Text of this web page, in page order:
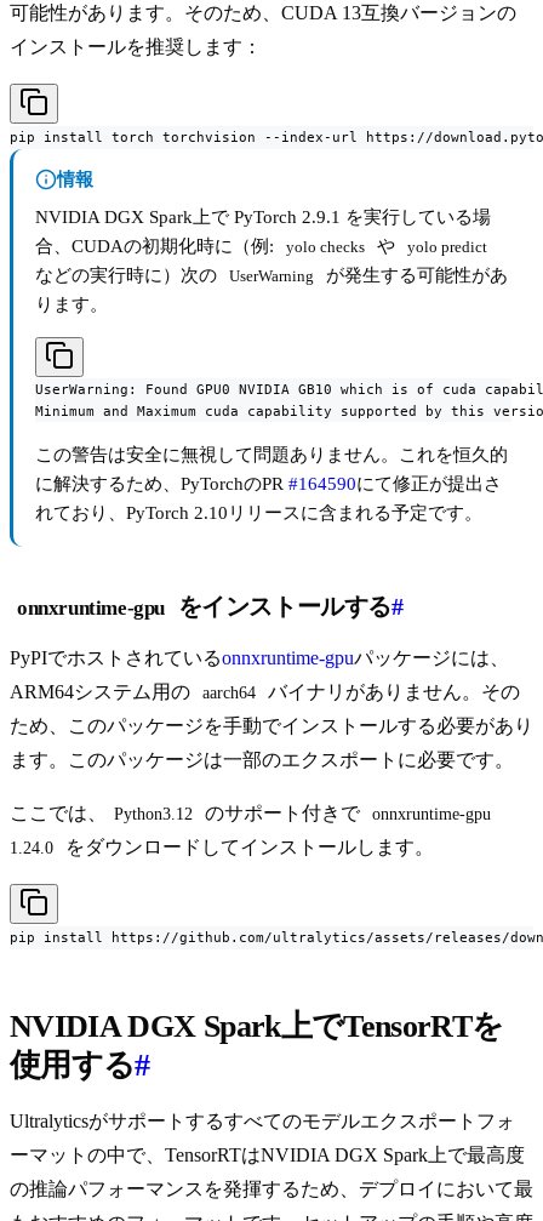
可能性があります。そのため、CUDA 13互換バージョンの
インストールを推奨します：
pip install torch torchvision --index-url https://
情報
NVIDIA DGX Spark上で PyTorch 2.9.1 を実行している場
合、CUDAの初期化時に（例:
yolo checks や yolo predict
などの実行時に）次の UserWarning
が発生する可能性があ
ります。
UserWarning: Found GPU0 NVIDIA GB10 which is of cuda
Minimum and Maximum cuda capability supported by this
この警告は安全に無視して問題ありません。これを恒久的
に解決するため、PyTorchのPR #164590にて修正が提出さ
れており、PyTorch 2.10リリースに含まれる予定です。
onnxruntime-gpu をインストールする#
PyPIでホストされているonnxruntime-gpuパッケージには、
ARM64システム用の
aarch64
バイナリがありません。その
ため、このパッケージを手動でインストールする必要があり
ます。このパッケージは一部のエクスポートに必要です。
ここでは、 Python3.12 のサポート付きで onnxruntime-gpu
1.24.0
をダウンロードしてインストールします。
pip install https://github.com/ultralytics/assets/releases/
NVIDIA DGX Spark上でTensorRTを
使用する#
Ultralyticsがサポートするすべてのモデルエクスポートフォ
ーマットの中で、TensorRTはNVIDIA DGX Spark上で最高度
の推論パフォーマンスを発揮するため、デプロイにおいて最